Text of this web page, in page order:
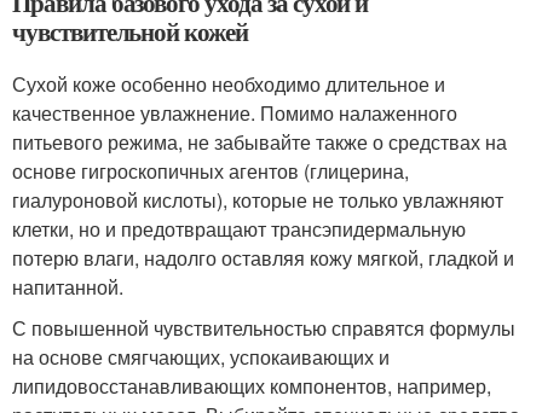
чувствительной кожей
Сухой коже особенно необходимо длительное и
качественное увлажнение. Помимо налаженного
питьевого режима, не забывайте также о средствах на
основе гигроскопичных агентов (глицерина,
гиалуроновой кислоты), которые не только увлажняют
клетки, но и предотвращают трансэпидермальную
потерю влаги, надолго оставляя кожу мягкой, гладкой и
напитанной.
С повышенной чувствительностью справятся формулы
на основе смягчающих, успокаивающих и
липидовосстанавливающих компонентов, например,